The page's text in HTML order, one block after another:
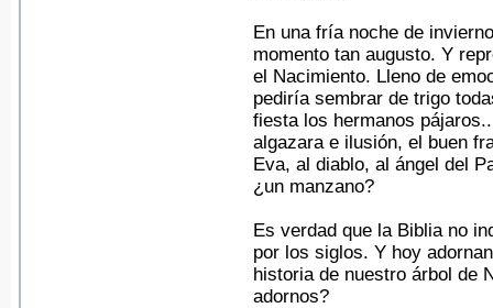
En una fría noche de
momento tan augusto. Y
el Nacimiento. Lleno de
pediría sembrar de trigo
fiesta los hermanos
algazara e ilusión, el buen
Eva, al diablo, al ángel del
¿un manzano?
Es verdad que la Biblia no
por los siglos. Y hoy
historia de nuestro árbol de
adornos?